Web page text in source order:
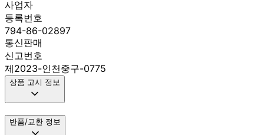
사업자
등록번호
794-86-02897
통신판매
신고번호
제2023-인천중구-0775
상품 고시 정보
반품/교환 정보